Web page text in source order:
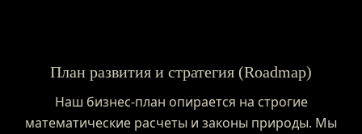
План развития и стратегия (Roadmap)
Наш бизнес-план опирается на строгие
математические расчеты и законы природы. Мы